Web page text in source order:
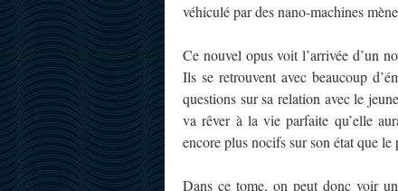
véhiculé par des nano-machines
Ce nouvel opus voit l’arrivée d’un
Ils se retrouvent avec beaucoup
questions sur sa relation avec le
va rêver à la vie parfaite qu’elle
encore plus nocifs sur son état que
Dans ce tome, on peut donc voir